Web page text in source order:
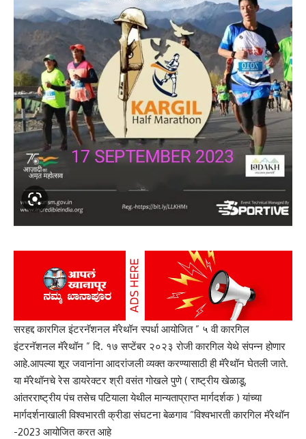
सरहद्द कारगिल इंटरनॅशनल मॅरेथॉन स्पर्धा आयोजित ” ५ वी कारगिल
इंटरनॅशनल मॅरेथॉन ” दि. १७ सप्टेंबर २०२३ रोजी कारगिल येथे संपन्न होणार
आहे.आपल्या शूर जवानांना आदरांजली व्यक्त करण्यासाठी ही मॅरेथॉन घेतली जाते.
या मॅरेथॉनचे रेस डायरेक्टर श्री वसंत गोखले पुणे ( राष्ट्रीय खेळाडू,
आंतरराष्ट्रीय पंच तसेच पटियाला येथील मान्यताप्राप्त मार्गदर्शक ) यांच्या
मार्गदर्शनाखाली विश्वभारती क्रीडा संघटना बेळगाव “विश्वभारती कारगिल मॅरेथॉन
-2023 आयोजित करत आहे